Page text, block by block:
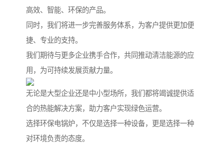
高效、智能、环保的产品。
同时，我们将进一步完善服务体系，为客户提供更加便
捷、专业的支持。
我们期待与更多企业携手合作，共同推动清洁能源的应
用，为可持续发展贡献力量。
无论是大型企业还是中小型场所，我们都将竭诚提供适
合的热能解决方案，助力客户实现绿色运营。
选择环保电锅炉，不仅是选择一种设备，更是选择一种
对环境负责的态度。